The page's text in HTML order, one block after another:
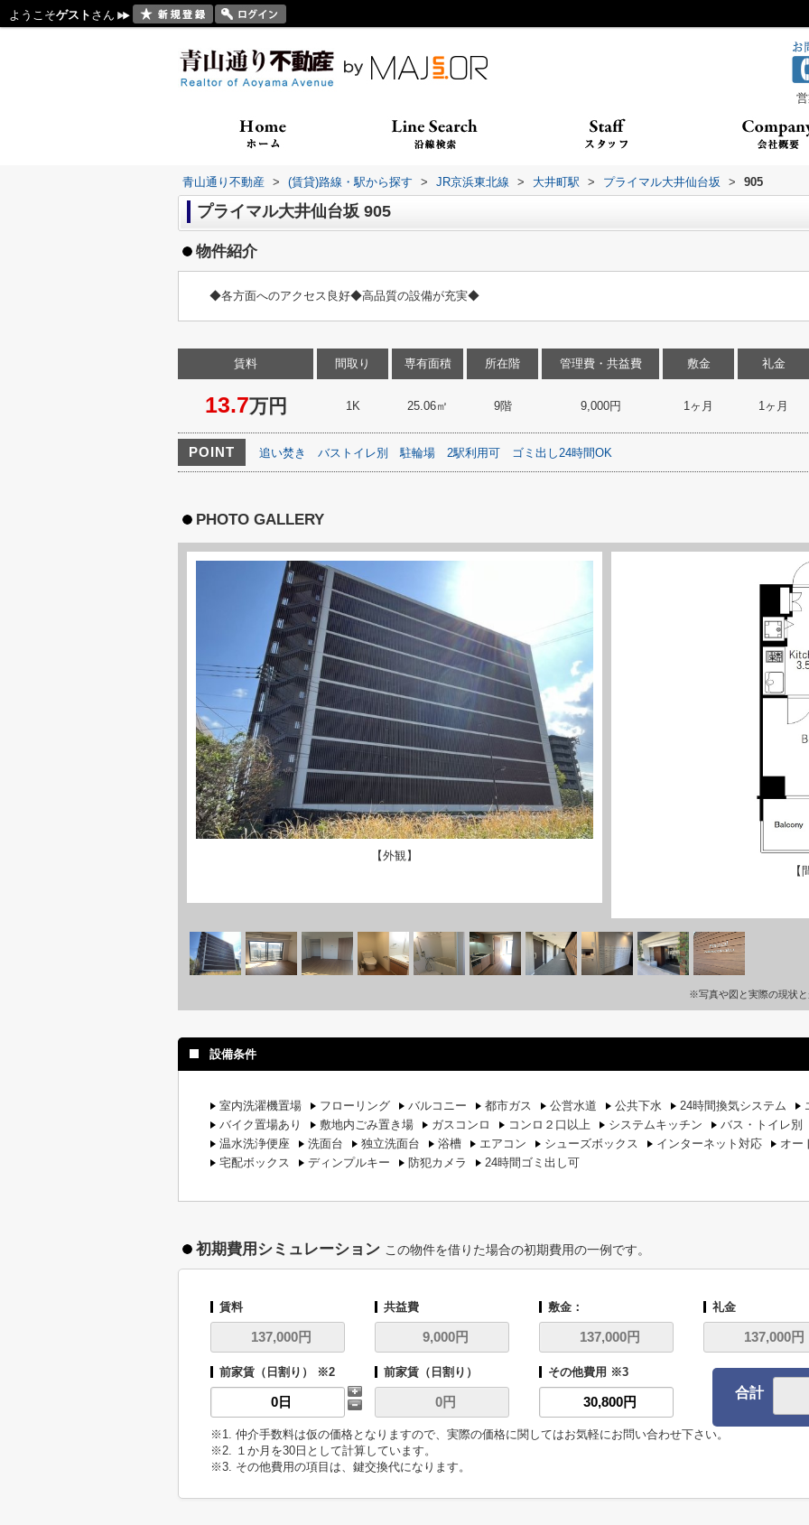
ようこそゲスト さん
青山通り不動産 > (賃貸)路線・駅から探す > JR京浜東北線 > 大井町駅 > プライマル大井仙台坂 > 905
プライマル大井仙台坂 905
物件紹介
◆各方面へのアクセス良好◆高品質の設備が充実◆
賃料
13.7万円
間取り
1K
専有面積
25.06㎡
所在階
9階
管理費・共益費
9,000円
敷金
1ヶ月
礼金
1ヶ月
POINT 追い焚き バストイレ別 駐輪場 2駅利用可 ゴミ出し24時間OK
PHOTO GALLERY
【外観】
【
※写真や図と実際の現状
設備条件
室内洗濯機置場 フローリング バルコニー 都市ガス 公営水道 公共下水 24時間換気システム
バイク置場あり
敷地内ごみ置き場 ガスコンロ コンロ２口以上 システムキッチン
バス・トイレ別
温水洗浄便座
洗面台 独立洗面台 浴槽 エアコン シューズボックス インターネット対応
オー
宅配ボックス
ディンプルキー 防犯カメラ 24時間ゴミ出し可
初期費用シミュレーション この物件を借りた場合の初期費用の一例です。
賃料 共益費 敷金： 礼金
前家賃（日割り） ※2 前家賃（日割り） その他費用 ※3
合計
※1. 仲介手数料は仮の価格となりますので、実際の価格に関してはお気軽にお問い合わせ下さい。
※2. １か月を30日として計算しています。
※3. その他費用の項目は、鍵交換代になります。